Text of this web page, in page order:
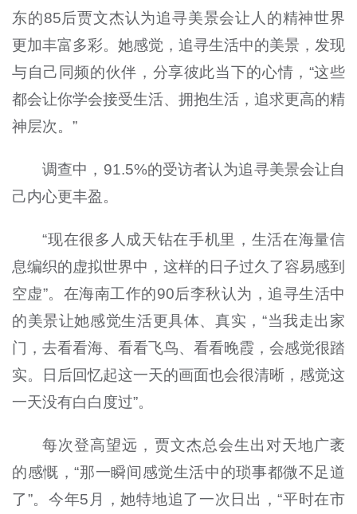
东的85后贾文杰认为追寻美景会让人的精神世界
更加丰富多彩。她感觉，追寻生活中的美景，发现
与自己同频的伙伴，分享彼此当下的心情，“这些
都会让你学会接受生活、拥抱生活，追求更高的精
神层次。”
调查中，91.5%的受访者认为追寻美景会让自
己内心更丰盈。
“现在很多人成天钻在手机里，生活在海量信
息编织的虚拟世界中，这样的日子过久了容易感到
空虚”。在海南工作的90后李秋认为，追寻生活中
的美景让她感觉生活更具体、真实，“当我走出家
门，去看看海、看看飞鸟、看看晚霞，会感觉很踏
实。日后回忆起这一天的画面也会很清晰，感觉这
一天没有白白度过”。
每次登高望远，贾文杰总会生出对天地广袤
的感慨，“那一瞬间感觉生活中的琐事都微不足道
了”。今年5月，她特地追了一次日出，“平时在市